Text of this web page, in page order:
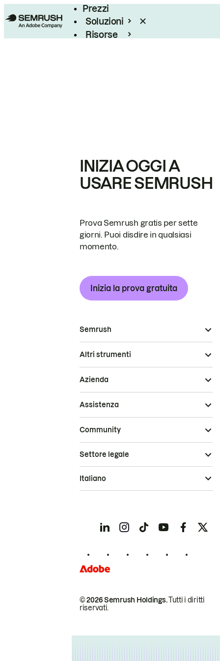
Prezzi
Soluzioni
Risorse
INIZIA OGGI A
USARE SEMRUSH
Prova Semrush gratis per sette
giorni. Puoi disdire in qualsiasi
momento.
Inizia la prova gratuita
Semrush
Altri strumenti
Azienda
Assistenza
Community
© 2026 Semrush Holdings.Tutti i diritti
riservati.
Settore legale
Italiano